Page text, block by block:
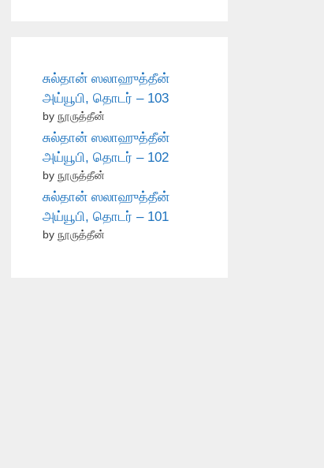
சுல்தான் ஸலாஹுத்தீன்
அய்யூபி, தொடர் – 103
by நூருத்தீன்
சுல்தான் ஸலாஹுத்தீன்
அய்யூபி, தொடர் – 102
by நூருத்தீன்
சுல்தான் ஸலாஹுத்தீன்
அய்யூபி, தொடர் – 101
by நூருத்தீன்